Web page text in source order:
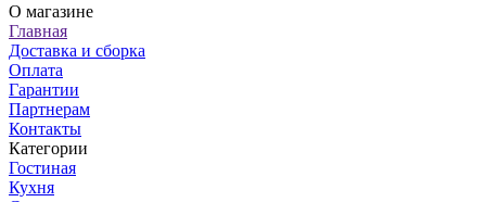
О магазине
Главная
Доставка и сборка
Оплата
Гарантии
Партнерам
Контакты
Категории
Гостиная
Кухня